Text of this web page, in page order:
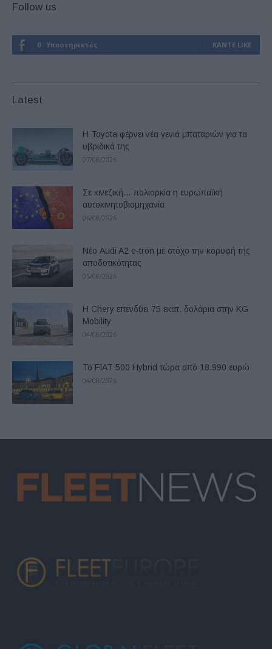
Follow us
0 Υποστηρικτές ΚΆΝΤΕ LIKE
Latest
Η Toyota φέρνει νέα γενιά μπαταριών για τα
υβριδικά της
07/08/2026
Σε κινεζική… πολιορκία η ευρωπαϊκή
αυτοκινητοβιομηχανία
06/08/2026
Νέο Audi A2 e-tron με στόχο την κορυφή της
αποδοτικότητας
05/08/2026
Η Chery επενδύει 75 εκατ. δολάρια στην KG
Mobility
04/08/2026
Το FIAT 500 Hybrid τώρα από 18.990 ευρώ
04/08/2026